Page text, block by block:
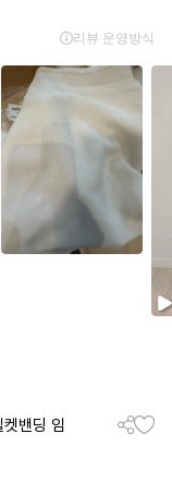
밴딩 임